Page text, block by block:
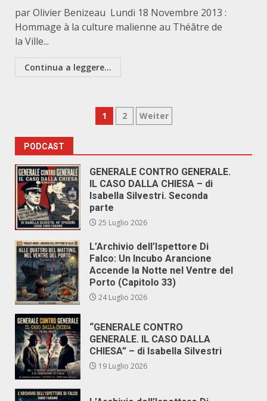
par Olivier Benizeau Lundi 18 Novembre 2013 :
Hommage à la culture malienne au Théâtre de
la Ville...
Continua a leggere...
Paginazione
articoli
1 2 Weiter
PODCAST
GENERALE CONTRO GENERALE.
IL CASO DALLA CHIESA – di
Isabella Silvestri. Seconda
parte
25 Luglio 2026
L’Archivio dell’Ispettore Di
Falco: Un Incubo Arancione
Accende la Notte nel Ventre del
Porto (Capitolo 33)
24 Luglio 2026
“GENERALE CONTRO
GENERALE. IL CASO DALLA
CHIESA” – di Isabella Silvestri
19 Luglio 2026